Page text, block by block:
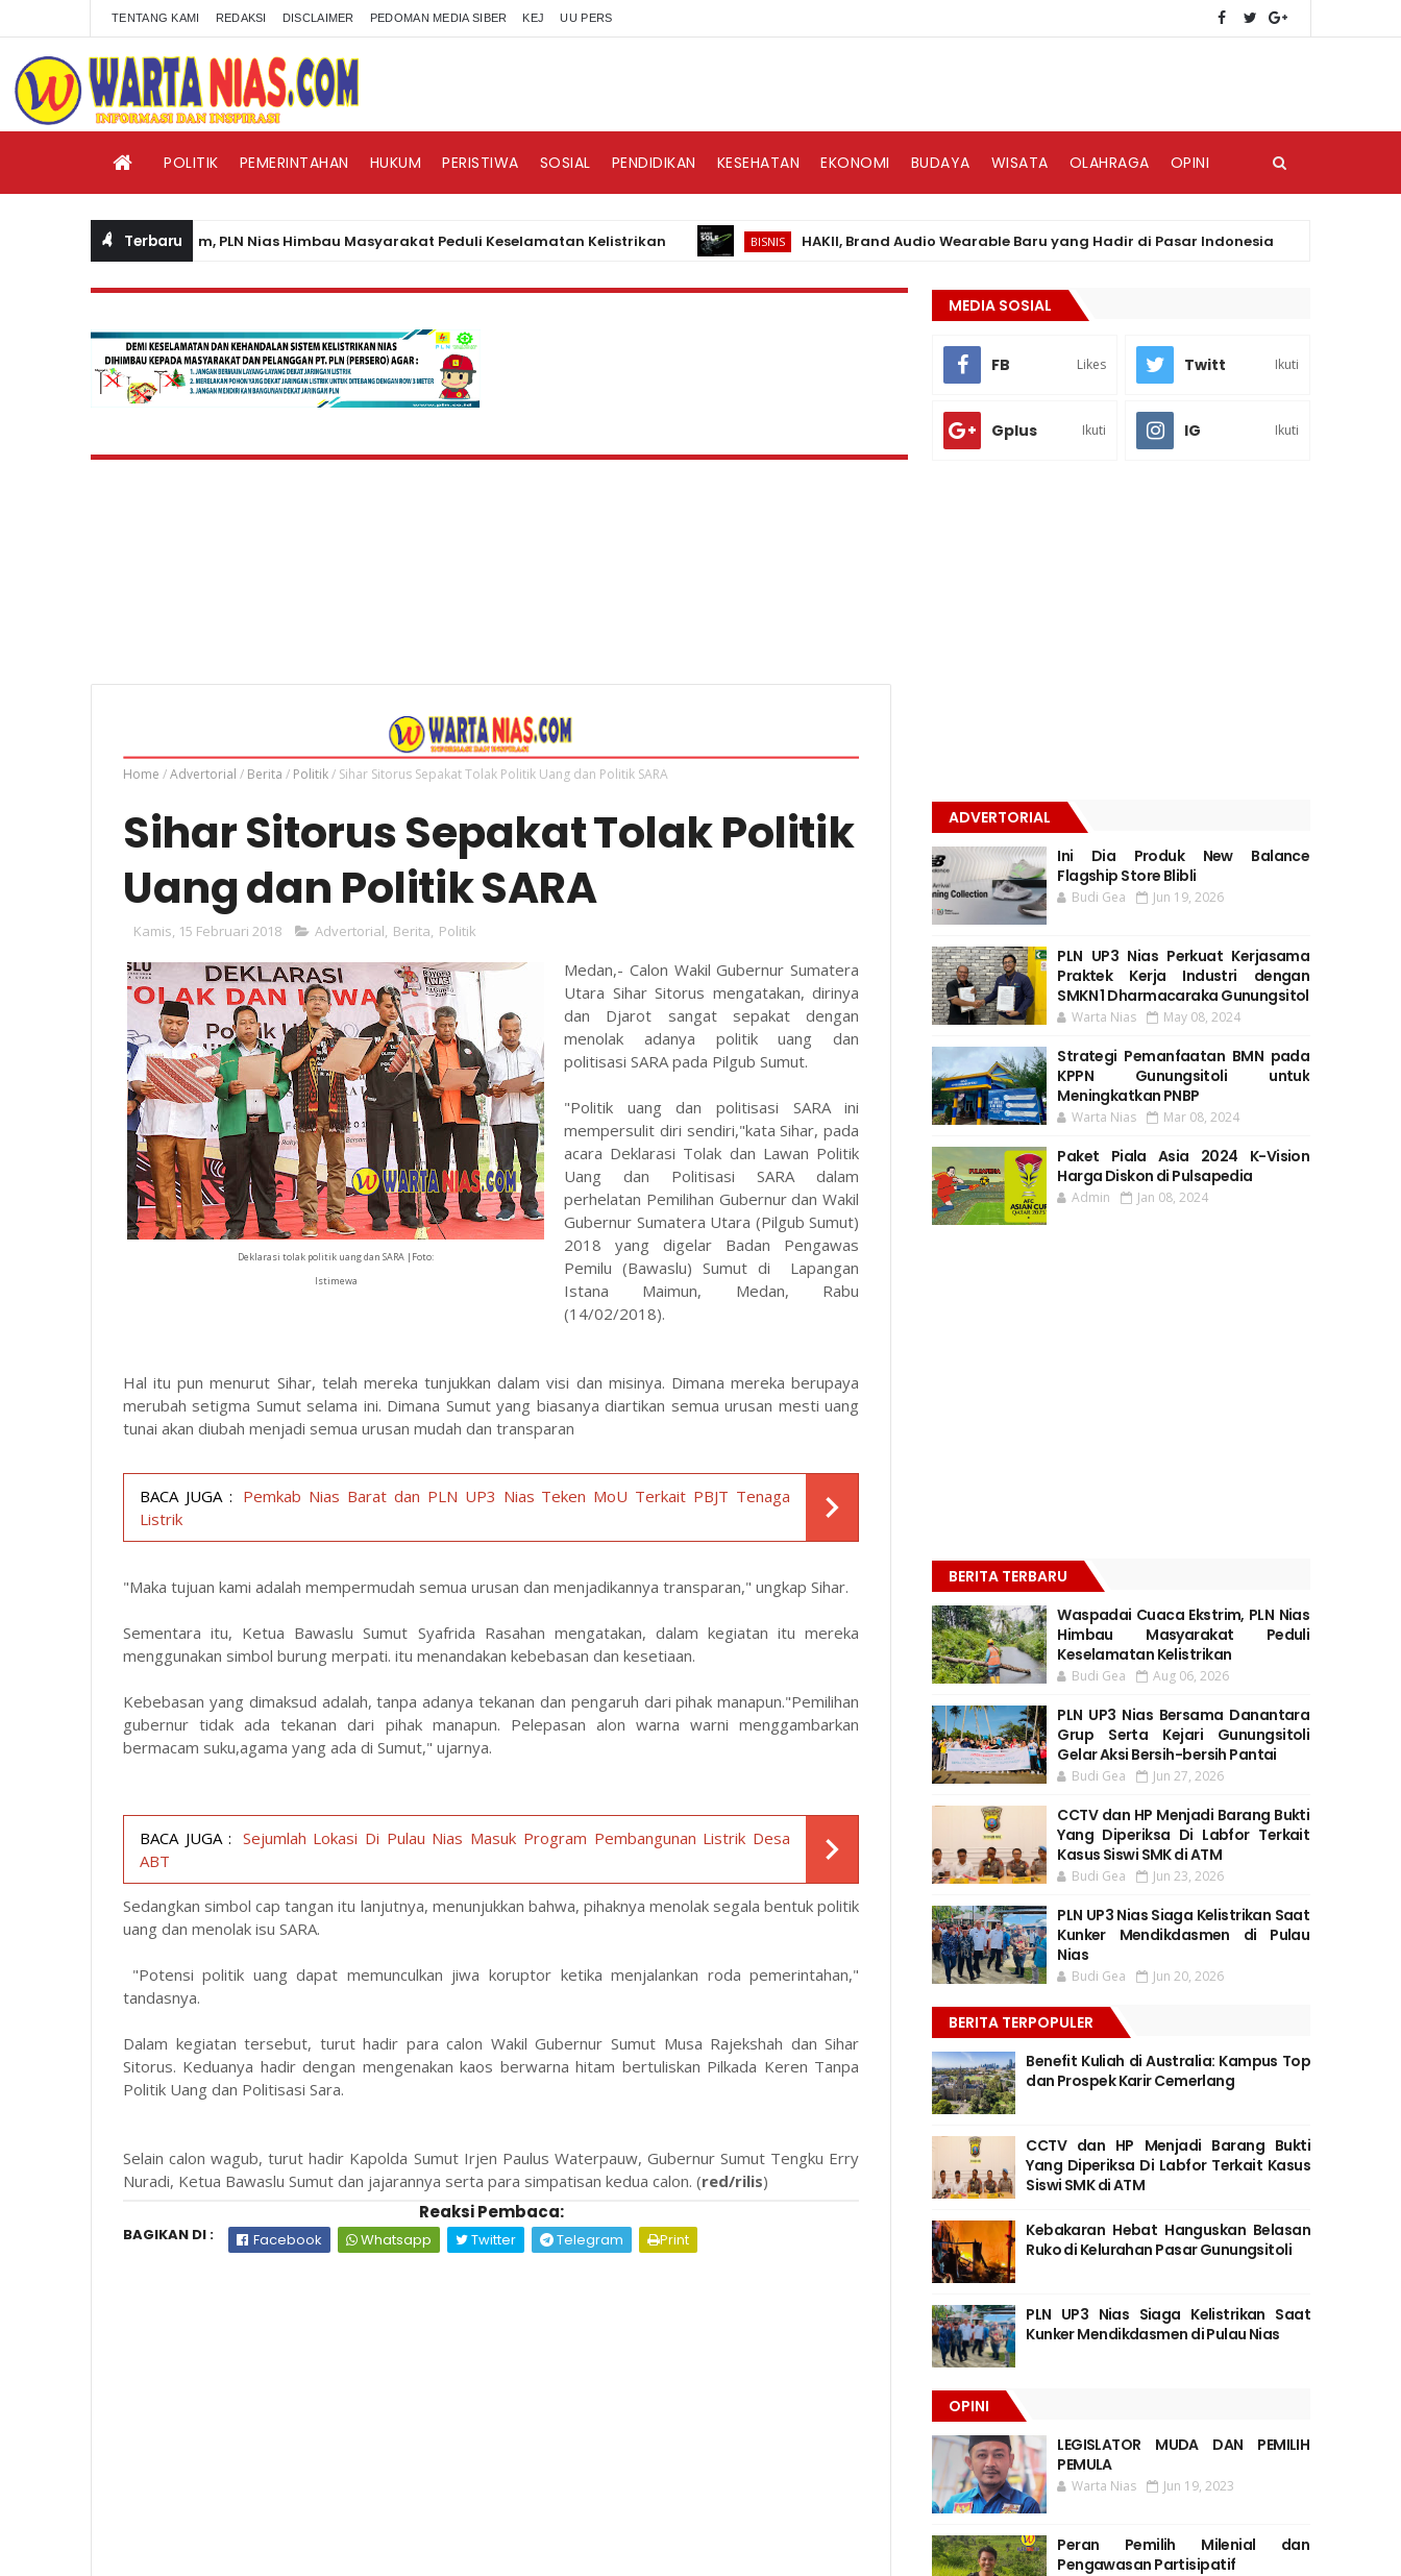
TENTANG KAMI REDAKSI DISCLAIMER PEDOMAN MEDIA SIBER KEJ UU PERS
POLITIK PEMERINTAHAN HUKUM PERISTIWA SOSIAL PENDIDIKAN KESEHATAN EKONOMI BUDAYA WISATA OLAHRAGA OPINI
Terbaru
Cuaca Ekstrim, PLN Nias Himbau Masyarakat Peduli Keselamatan Kelistrikan BISNIS HAKII, Brand Audio Wearable Baru yang Hadir di Pasar Indonesia
Home /Advertorial / Berita / Politik/ Sihar Sitorus Sepakat Tolak Politik Uang dan Politik SARA
Sihar Sitorus Sepakat Tolak Politik
Uang dan Politik SARA
Kamis, 15 Februari 2018 Advertorial Berita Politik
Deklarasi tolak politik uang dan SARA |Foto:
Istimewa
Medan,- Calon Wakil Gubernur Sumatera
Utara Sihar Sitorus mengatakan, dirinya
dan Djarot sangat sepakat dengan
menolak adanya politik uang dan
politisasi SARA pada Pilgub Sumut.
"Politik uang dan politisasi SARA ini
mempersulit diri sendiri,"kata Sihar, pada
acara Deklarasi Tolak dan Lawan Politik
Uang dan Politisasi SARA dalam
perhelatan Pemilihan Gubernur dan Wakil
Gubernur Sumatera Utara (Pilgub Sumut)
2018 yang digelar Badan Pengawas
Pemilu (Bawaslu) Sumut di Lapangan
Istana Maimun, Medan, Rabu
(14/02/2018).
Hal itu pun menurut Sihar, telah mereka tunjukkan dalam visi dan misinya. Dimana mereka berupaya
merubah setigma Sumut selama ini. Dimana Sumut yang biasanya diartikan semua urusan mesti uang
tunai akan diubah menjadi semua urusan mudah dan transparan
BACA JUGA : Pemkab Nias Barat dan PLN UP3 Nias Teken MoU Terkait PBJT Tenaga
Listrik
"Maka tujuan kami adalah mempermudah semua urusan dan menjadikannya transparan," ungkap Sihar.
Sementara itu, Ketua Bawaslu Sumut Syafrida Rasahan mengatakan, dalam kegiatan itu mereka
menggunakan simbol burung merpati. itu menandakan kebebasan dan kesetiaan.
Kebebasan yang dimaksud adalah, tanpa adanya tekanan dan pengaruh dari pihak manapun."Pemilihan
gubernur tidak ada tekanan dari pihak manapun. Pelepasan alon warna warni menggambarkan
bermacam suku,agama yang ada di Sumut," ujarnya.
BACA JUGA : Sejumlah Lokasi Di Pulau Nias Masuk Program Pembangunan Listrik Desa
ABT
Sedangkan simbol cap tangan itu lanjutnya, menunjukkan bahwa, pihaknya menolak segala bentuk politik
uang dan menolak isu SARA.
"Potensi politik uang dapat memunculkan jiwa koruptor ketika menjalankan roda pemerintahan,"
tandasnya.
Dalam kegiatan tersebut, turut hadir para calon Wakil Gubernur Sumut Musa Rajekshah dan Sihar
Sitorus. Keduanya hadir dengan mengenakan kaos berwarna hitam bertuliskan Pilkada Keren Tanpa
Politik Uang dan Politisasi Sara.
Selain calon wagub, turut hadir Kapolda Sumut Irjen Paulus Waterpauw, Gubernur Sumut Tengku Erry
Nuradi, Ketua Bawaslu Sumut dan jajarannya serta para simpatisan kedua calon. (red/rilis)
Reaksi Pembaca:
BAGIKAN DI : Facebook Whatsapp Twitter Telegram Print
MEDIA SOSIAL
FB Likes Twitt Ikuti
Gplus Ikuti IG Ikuti
ADVERTORIAL
Ini Dia Produk New Balance
Flagship Store Blibli
Budi Gea Jun 19, 2026
PLN UP3 Nias Perkuat Kerjasama
Praktek Kerja Industri dengan
SMKN 1 Dharmacaraka Gunungsitol
Warta Nias May 08, 2024
Strategi Pemanfaatan BMN pada
KPPN Gunungsitoli untuk
Meningkatkan PNBP
Warta Nias Mar 08, 2024
Paket Piala Asia 2024 K-Vision
Harga Diskon di Pulsapedia
Admin Jan 08, 2024
BERITA TERBARU
Waspadai Cuaca Ekstrim, PLN Nias
Himbau Masyarakat Peduli
Keselamatan Kelistrikan
Budi Gea Aug 06, 2026
PLN UP3 Nias Bersama Danantara
Grup Serta Kejari Gunungsitoli
Gelar Aksi Bersih-bersih Pantai
Budi Gea Jun 27, 2026
CCTV dan HP Menjadi Barang Bukti
Yang Diperiksa Di Labfor Terkait
Kasus Siswi SMK di ATM
Budi Gea Jun 23, 2026
PLN UP3 Nias Siaga Kelistrikan Saat
Kunker Mendikdasmen di Pulau
Nias
Budi Gea Jun 20, 2026
BERITA TERPOPULER
Benefit Kuliah di Australia: Kampus Top
dan Prospek Karir Cemerlang
CCTV dan HP Menjadi Barang Bukti
Yang Diperiksa Di Labfor Terkait Kasus
Siswi SMK di ATM
Kebakaran Hebat Hanguskan Belasan
Ruko di Kelurahan Pasar Gunungsitoli
PLN UP3 Nias Siaga Kelistrikan Saat
Kunker Mendikdasmen di Pulau Nias
OPINI
LEGISLATOR MUDA DAN PEMILIH
PEMULA
Warta Nias Jun 19, 2023
Peran Pemilih Milenial dan
Pengawasan Partisipatif